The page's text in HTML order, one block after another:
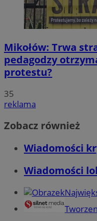
Mikołów: Trwa
pedagodzy
protestu?
35
reklama
Zobacz również
Wiadomości
Wiadomości